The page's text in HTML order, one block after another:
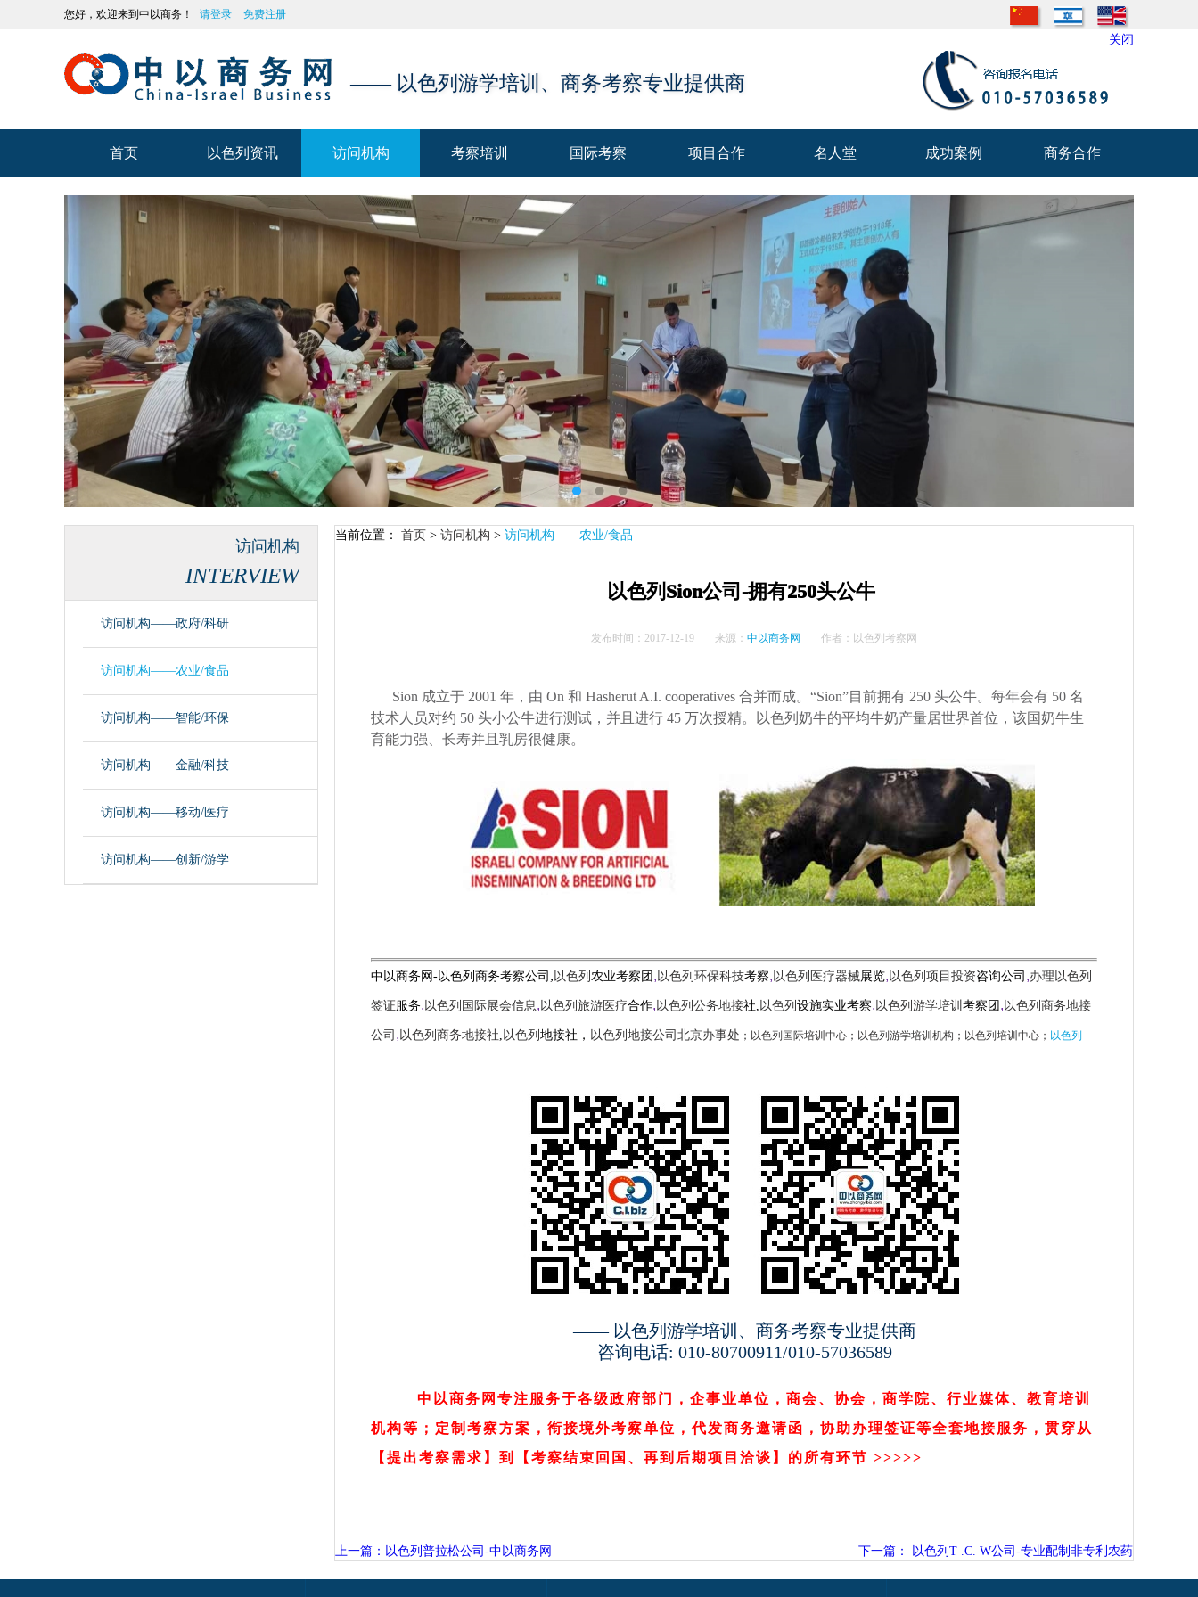
您好，欢迎来到中以商务！ 请登录 免费注册
关闭
—— 以色列游学培训、商务考察专业提供商
首页 以色列资讯
以色列资讯
访问机构
访问机构
考察培训
考察培训
国际考察
国际考察
项目合作
项目合作
名人堂
名人堂
成功案例
成功案例
商务合作
商务合作
访问机构
INTERVIEW
访问机构——政府/科研
访问机构——农业/食品
访问机构——智能/环保
访问机构——金融/科技
访问机构——移动/医疗
访问机构——创新/游学
当前位置： 首页 > 访问机构 > 访问机构——农业/食品
以色列Sion公司-拥有250头公牛
发布时间： 2017-12-19 来源： 中以商务网 作者： 以色列考察网
Sion 成立于 2001 年，由 On 和 Hasherut A.I. cooperatives 合并而成。“Sion”目前拥有 250 头公牛。每年会有 50 名
技术人员对约 50 头小公牛进行测试，并且进行 45 万次授精。以色列奶牛的平均牛奶产量居世界首位，该国奶牛生
育能力强、长寿并且乳房很健康。
中以商务网-以色列商务考察公司 , 以色列 农业考察团 , 以色列环保科技考察, 以色列医疗器械展览, 以色列项目投资咨询公司 ,办理以色列
签证服务, 以色列国际展会信息, 以色列旅游医疗合作, 以色列公务地接社, 以色列 设施实业考察, 以色列游学培训 考察团 , 以色列商务地接
公司 , 以色列商务地接社, 以色列 地接社， 以色列地接公司北京办事处 ； 以色列国际培训中心 ； 以色列游学培训机构 ； 以色列培训中心； 以色列
—— 以色列游学培训、商务考察专业提供商
咨询电话: 010-80700911/010-57036589
中以商务网专注服务于各级政府部门，企事业单位，商会、协会，商学院、行业媒体、教育培训
机构等；定制考察方案，衔接境外考察单位，代发商务邀请函，协助办理签证等全套地接服务，贯穿从
【提出考察需求】到【考察结束回国、再到后期项目 洽谈 】的所有环节 >>>>>
上一篇：以色列普拉松公司-中以商务网 下一篇： 以色列T .C. W公司-专业配制非专利农药